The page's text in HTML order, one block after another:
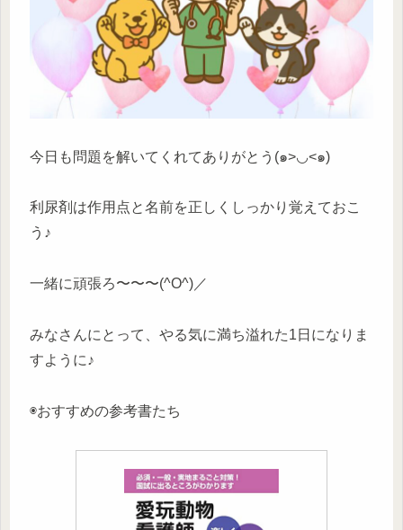
今日も問題を解いてくれてありがとう(๑>◡<๑)
利尿剤は作用点と名前を正しくしっかり覚えておこ
う♪
一緒に頑張ろ〜〜〜(^O^)／
みなさんにとって、やる気に満ち溢れた1日になりま
すように♪
◉おすすめの参考書たち